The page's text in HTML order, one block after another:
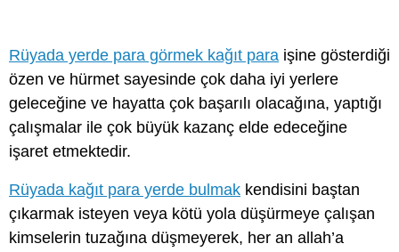
Rüyada yerde para görmek kağıt para işine gösterdiği
özen ve hürmet sayesinde çok daha iyi yerlere
geleceğine ve hayatta çok başarılı olacağına, yaptığı
çalışmalar ile çok büyük kazanç elde edeceğine
işaret etmektedir.
Rüyada kağıt para yerde bulmak kendisini baştan
çıkarmak isteyen veya kötü yola düşürmeye çalışan
kimselerin tuzağına düşmeyerek, her an allah’a